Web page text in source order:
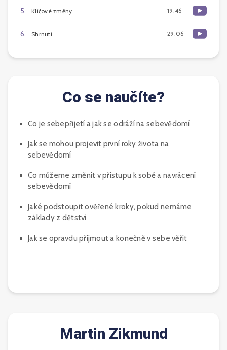
5. Klíčové změny 19:46
6. Shrnutí 29:06
Co se naučíte?
Co je sebepřijetí a jak se odráží na sebevědomí
Jak se mohou projevit první roky života na
sebevědomí
Co můžeme změnit v přístupu k sobě a navrácení
sebevědomí
Jaké podstoupit ověřené kroky, pokud nemáme
základy z dětství
Jak se opravdu přijmout a konečně v sebe věřit
Martin Zikmund